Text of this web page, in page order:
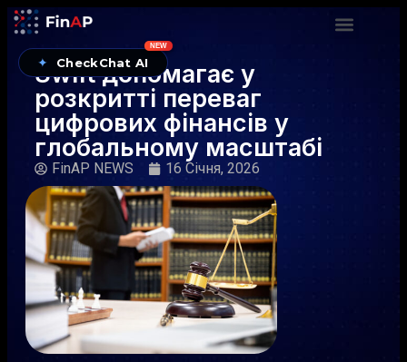
✦ CheckChat AI
NEW
Swift допомагає у
розкритті переваг
цифрових фінансів у
глобальному масштабі
FinAP NEWS 16 Січня, 2026